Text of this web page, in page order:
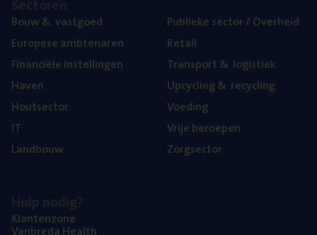
Bouw& vastgoed
Euro­pe­se ambtenaren
Finan­ci­ë­le instellingen
Haven
Hout­sec­tor
IT
Land­bouw
Publie­ke sec­tor / Overheid
Retail
Trans­port& logistiek
Upcy­cling& recycling
Voe­ding
Vrije beroe­pen
Zorg­sec­tor
Klan­ten­zo­ne
Van­b­re­da Health